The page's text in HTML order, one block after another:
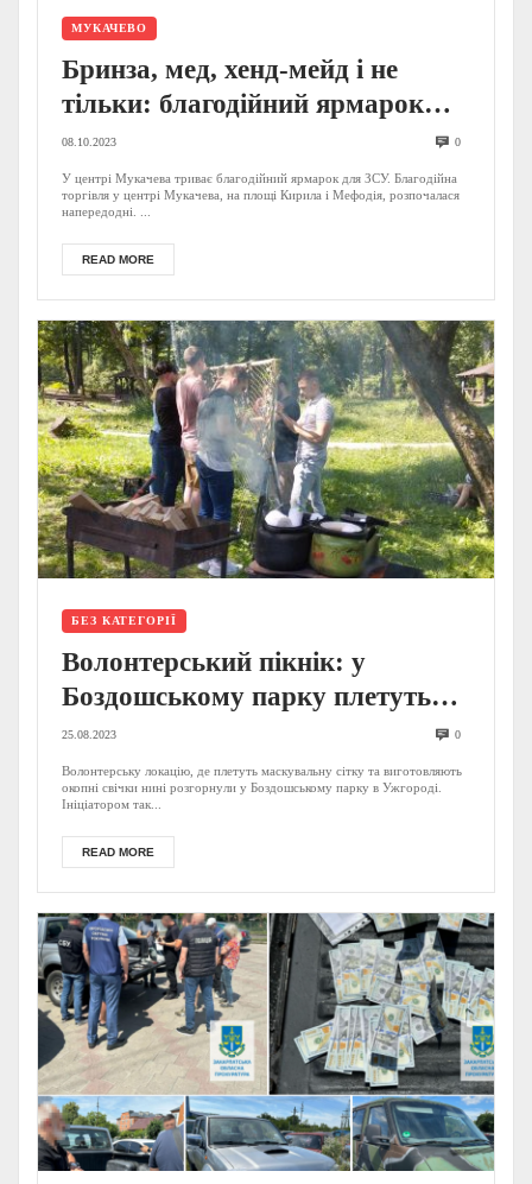
МУКАЧЕВО
Бринза, мед, хенд-мейд і не
тільки: благодійний ярмарок
триває у Мукачеві / ФОТО
08.10.2023 0
У центрі Мукачева триває благодійний ярмарок для ЗСУ. Благодійна
торгівля у центрі Мукачева, на площі Кирила і Мефодія, розпочалася
напередодні. ...
READ MORE
БЕЗ КАТЕГОРІЇ
Волонтерський пікнік: у
Боздошському парку плетуть
маскувальну сітку та заливають
окопні свічки для ЗСУ (ФОТО)
25.08.2023 0
Волонтерську локацію, де плетуть маскувальну сітку та виготовляють
окопні свічки нині розгорнули у Боздошському парку в Ужгороді.
Ініціатором так...
READ MORE